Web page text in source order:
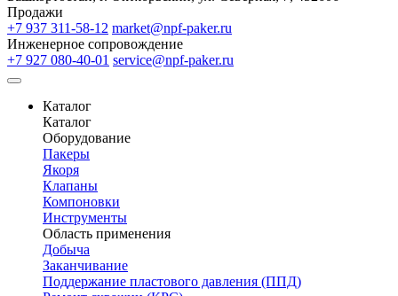
Продажи
+7 937 311-58-12 market@npf-paker.ru
Инженерное сопровождение
+7 927 080-40-01 service@npf-paker.ru
Каталог
Каталог
Оборудование
Пакеры
Якоря
Клапаны
Компоновки
Инструменты
Область применения
Добыча
Заканчивание
Поддержание пластового давления (ППД)